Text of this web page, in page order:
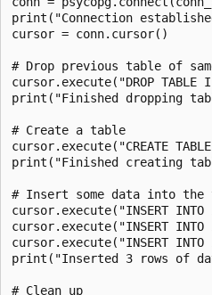
print("Connection
cursor = conn.cursor()
# Drop previous table of
cursor.execute("DROP
print("Finished dropping
# Create a table
cursor.execute("CREATE
print("Finished creating
# Insert some data into the
cursor.execute("INSERT
cursor.execute("INSERT
cursor.execute("INSERT
print("Inserted 3 rows of
# Clean up